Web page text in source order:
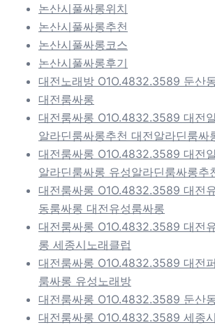
논산시풀싸롱위치
논산시풀싸롱추천
논산시풀싸롱코스
논산시풀싸롱후기
대전노래방 O1O.4832.3589 둔산
대전룸싸롱
대전룸싸롱 O1O.4832.3589 대전
알라딘룸싸롱추천 대전알라딘룸싸
대전룸싸롱 O1O.4832.3589 대전
알라딘룸싸롱 유성알라딘룸싸롱추
대전룸싸롱 O1O.4832.3589 대전
동룸싸롱 대전유성룸싸롱
대전룸싸롱 O1O.4832.3589 대전
롱 세종시노래클럽
대전룸싸롱 O1O.4832.3589 대전
룸싸롱 유성노래방
대전룸싸롱 O1O.4832.3589 둔산
대전룸싸롱 O1O.4832.3589 세종